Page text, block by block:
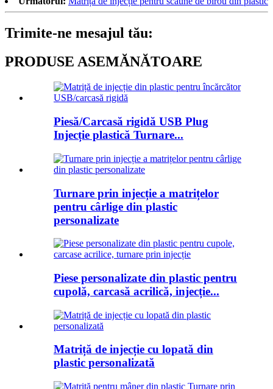
Trimite-ne mesajul tău:
PRODUSE ASEMĂNĂTOARE
Piesă/Carcasă rigidă USB Plug
Injecție plastică Turnare...
Turnare prin injecție a matrițelor
pentru cârlige din plastic
personalizate
Piese personalizate din plastic pentru
cupolă, carcasă acrilică, injecție...
Matriță de injecție cu lopată din
plastic personalizată